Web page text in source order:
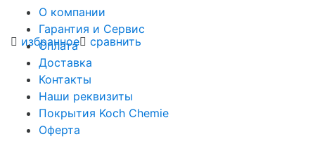
избранное сравнить
О компании
Гарантия и Сервис
Оплата
Доставка
Контакты
Наши реквизиты
Покрытия Koch Chemie
Оферта